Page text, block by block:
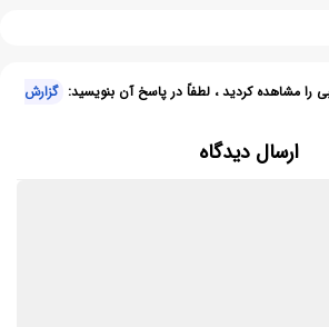
را مشاهده کردید ، لطفاً در پاسخ آن بنویسید: گزارش
ارسال دیدگاه